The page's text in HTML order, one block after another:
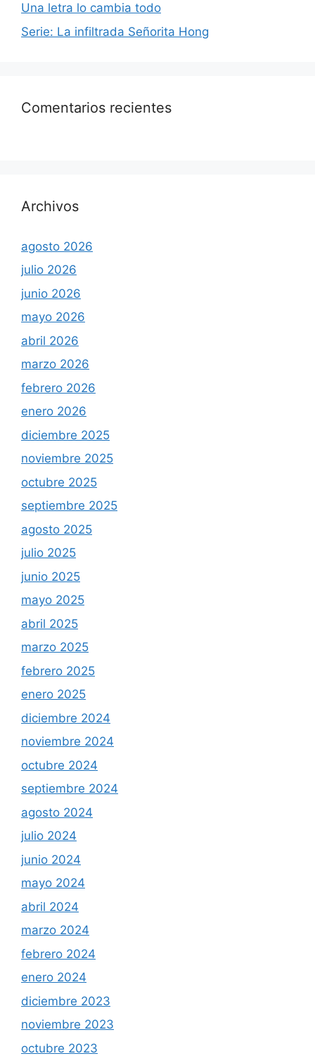
Una letra lo cambia todo
Serie: La infiltrada Señorita Hong
Comentarios recientes
Archivos
agosto 2026
julio 2026
junio 2026
mayo 2026
abril 2026
marzo 2026
febrero 2026
enero 2026
diciembre 2025
noviembre 2025
octubre 2025
septiembre 2025
agosto 2025
julio 2025
junio 2025
mayo 2025
abril 2025
marzo 2025
febrero 2025
enero 2025
diciembre 2024
noviembre 2024
octubre 2024
septiembre 2024
agosto 2024
julio 2024
junio 2024
mayo 2024
abril 2024
marzo 2024
febrero 2024
enero 2024
diciembre 2023
noviembre 2023
octubre 2023